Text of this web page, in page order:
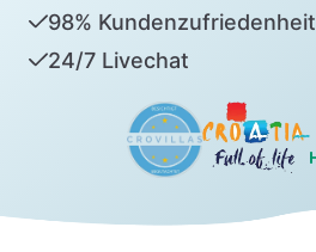
98% Kundenzufriedenheit
24/7 Livechat